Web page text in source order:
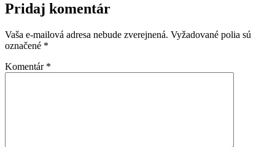
Pridaj komentár
Vaša e-mailová adresa nebude zverejnená. Vyžadované polia sú
označené *
Komentár *